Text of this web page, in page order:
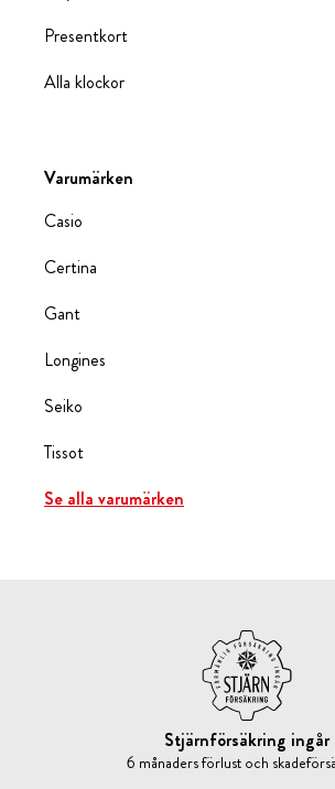
Presentkort
Alla klockor
Varumärken
Casio
Certina
Gant
Longines
Seiko
Tissot
Se alla varumärken
Stjärnförsäkring ingår
6 månaders förlust och